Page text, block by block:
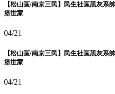
【松山區/南京三民】民生社區黑灰系
堡世家
04/21
【松山區/南京三民】民生社區黑灰系
堡世家
04/21